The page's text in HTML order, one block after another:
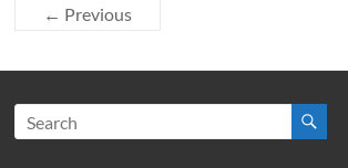
← Previous